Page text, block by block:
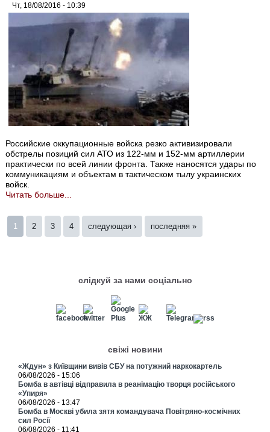
Чт, 18/08/2016 - 10:39
Российские оккупационные войска резко активизировали
обстрелы позиций сил АТО из 122-мм и 152-мм артиллерии
практически по всей линии фронта. Также наносятся удары по
коммуникациям и объектам в тактическом тылу украинских
войск.
Читать больше...
Страницы
1 2 3 4 следующая › последняя »
слідкуй за нами соціально
свіжі новини
«Ждун» з Київщини вивів СБУ на потужний наркокартель
06/08/2026 - 15:06
Бомба в автівці відправила в реанімацію творця російського
«Упиря»
06/08/2026 - 13:47
Бомба в Москві убила зятя командувача Повітряно-космічних
сил Росії
06/08/2026 - 11:41